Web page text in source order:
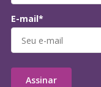
E-mail*
Assinar